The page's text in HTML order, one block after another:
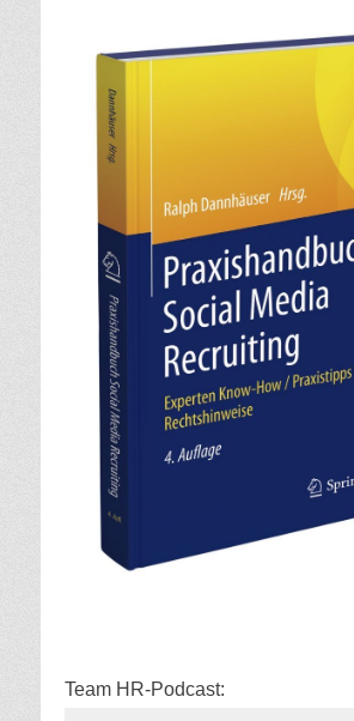
Team HR-Podcast: